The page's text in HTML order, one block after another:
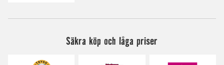
Säkra köp och låga priser